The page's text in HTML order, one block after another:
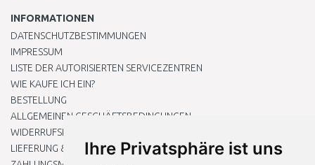
Ihre Privatsphäre ist uns
INFORMATIONEN
DATENSCHUTZBESTIMMUNGEN
IMPRESSUM
LISTE DER AUTORISIERTEN SERVICEZENTREN
WIE KAUFE ICH EIN?
BESTELLUNG
ALLGEMEINEN GESCHÄFTSBEDINGUNGEN
WIDERRUFSRECHT
LIEFERUNG & ZAHLUNG